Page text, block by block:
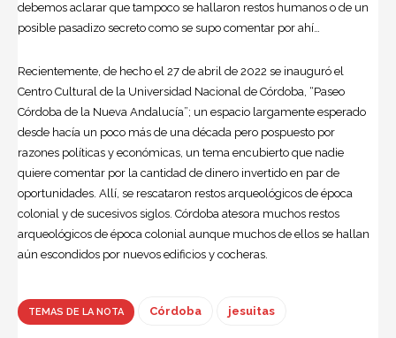
debemos aclarar que tampoco se hallaron restos humanos o de un
posible pasadizo secreto como se supo comentar por ahí…
Recientemente, de hecho el 27 de abril de 2022 se inauguró el
Centro Cultural de la Universidad Nacional de Córdoba, “Paseo
Córdoba de la Nueva Andalucía”; un espacio largamente esperado
desde hacía un poco más de una década pero pospuesto por
razones políticas y económicas, un tema encubierto que nadie
quiere comentar por la cantidad de dinero invertido en par de
oportunidades. Allí, se rescataron restos arqueológicos de época
colonial y de sucesivos siglos. Córdoba atesora muchos restos
arqueológicos de época colonial aunque muchos de ellos se hallan
aún escondidos por nuevos edificios y cocheras.
TEMAS DE LA NOTA Córdoba jesuitas